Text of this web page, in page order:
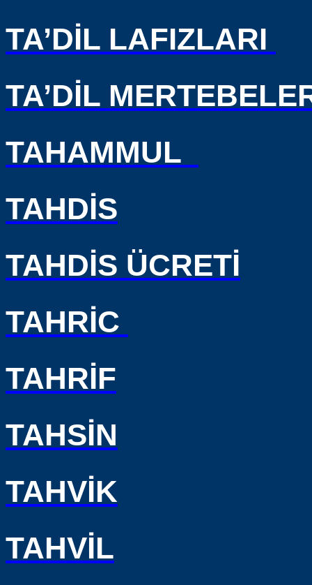
TA’DİL LAFIZLARI
TA’DİL
TAHAMMUL
TAHDİS
TAHDİS ÜCRETİ
TAHRİC
TAHRİF
TAHSİN
TAHVİK
TAHVİL